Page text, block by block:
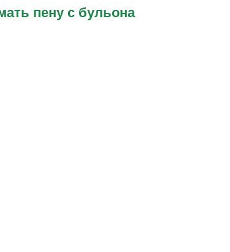
пену с бульона